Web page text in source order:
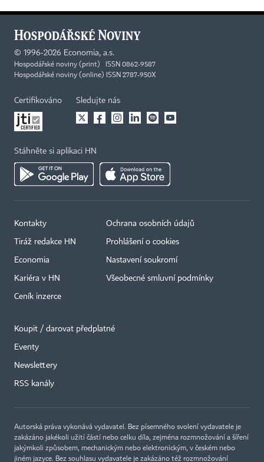
© 1996-2026 Economia, a.s.
Hospodářské noviny (print) ISSN 0862-9587
Hospodářské noviny (online) ISSN 2787-950X
Certifikováno Sledujte nás
Stáhněte si aplikaci HN
Kontakty
Tiráž redakce HN
Economia
Kariéra v HN
Ceník inzerce
Ochrana osobních údajů
Prohlášení o cookies
Nastavení soukromí
Všeobecné smluvní podmínky
Koupit / darovat předplatné
Eventy
Newslettery
RSS kanály
Autorská práva vykonává vydavatel. Bez písemného svolení vydavatele je
zakázáno jakékoli užití částí nebo celku díla, zejména rozmnožování a šíření
jakýmkoli způsobem, mechanickým nebo elektronickým, v českém nebo
jiném jazyce. Bez souhlasu vydavatele je zakázáno též rozmnožování